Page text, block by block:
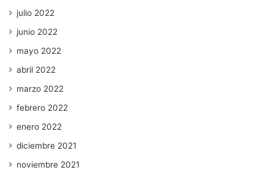
julio 2022
junio 2022
mayo 2022
abril 2022
marzo 2022
febrero 2022
enero 2022
diciembre 2021
noviembre 2021